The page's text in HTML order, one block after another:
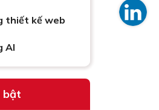
thiết kế web
AI
bật